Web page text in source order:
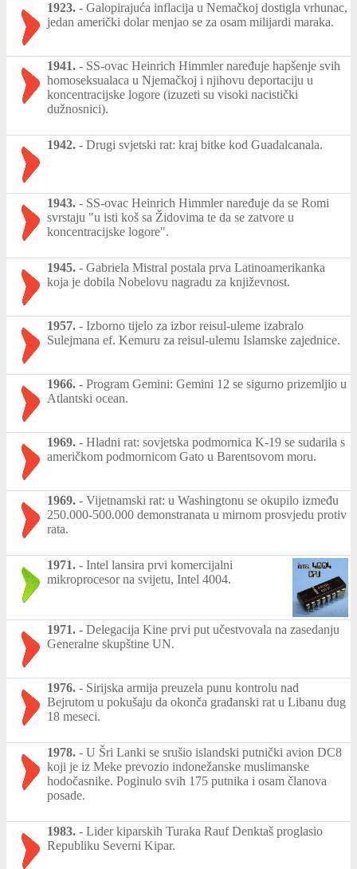
1923. - Galopirajuća inflacija u Nemačkoj dostigla vrhunac,
jedan američki dolar menjao se za osam milijardi maraka.
1941. - SS-ovac Heinrich Himmler naređuje hapšenje svih
homoseksualaca u Njemačkoj i njihovu deportaciju u
koncentracijske logore (izuzeti su visoki nacistički
dužnosnici).
1942. - Drugi svjetski rat: kraj bitke kod Guadalcanala.
1943. - SS-ovac Heinrich Himmler naređuje da se Romi
svrstaju "u isti koš sa Židovima te da se zatvore u
koncentracijske logore".
1945. - Gabriela Mistral postala prva Latinoamerikanka
koja je dobila Nobelovu nagradu za književnost.
1957. - Izborno tijelo za izbor reisul-uleme izabralo
Sulejmana ef. Kemuru za reisul-ulemu Islamske zajednice.
1966. - Program Gemini: Gemini 12 se sigurno prizemljio u
Atlantski ocean.
1969. - Hladni rat: sovjetska podmornica K-19 se sudarila s
američkom podmornicom Gato u Barentsovom moru.
1969. - Vijetnamski rat: u Washingtonu se okupilo između
250.000-500.000 demonstranata u mirnom prosvjedu protiv
rata.
1971. - Intel lansira prvi komercijalni
mikroprocesor na svijetu, Intel 4004.
1971. - Delegacija Kine prvi put učestvovala na zasedanju
Generalne skupštine UN.
1976. - Sirijska armija preuzela punu kontrolu nad
Bejrutom u pokušaju da okonča građanski rat u Libanu dug
18 meseci.
1978. - U Šri Lanki se srušio islandski putnički avion DC8
koji je iz Meke prevozio indonežanske muslimanske
hodočasnike. Poginulo svih 175 putnika i osam članova
posade.
1983. - Lider kiparskih Turaka Rauf Denktaš proglasio
Republiku Severni Kipar.